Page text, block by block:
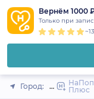
Вернём 1000
Только при
Город: МоскваПлюс